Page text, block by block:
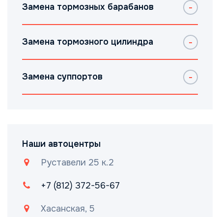
Замена тормозных барабанов
Замена тормозного цилиндра
Замена суппортов
Наши автоцентры
Руставели 25 к.2
+7 (812) 372-56-67
Хасанская, 5